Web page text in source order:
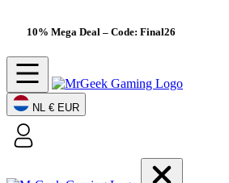
10% Mega Deal – Code: Final26
NL € EUR